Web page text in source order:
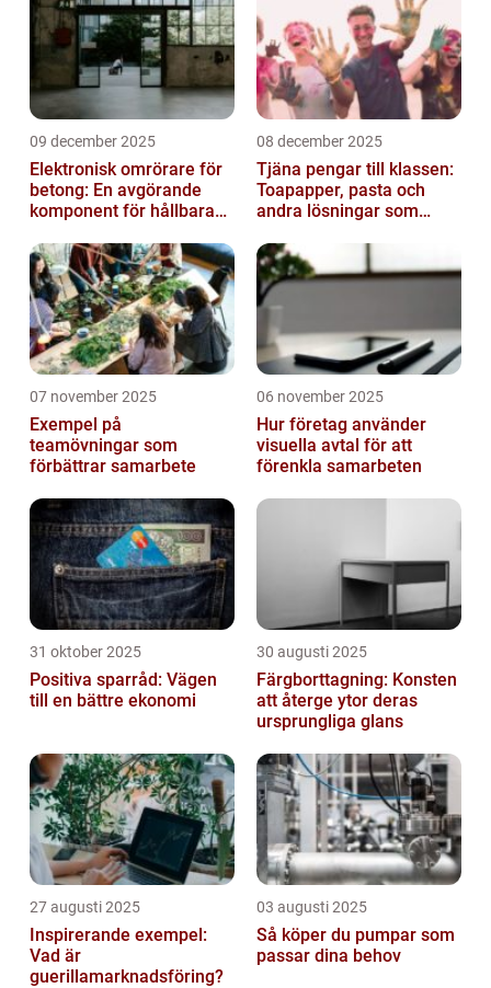
09 december 2025
Elektronisk omrörare för
betong: En avgörande
komponent för hållbara
08 december 2025
Tjäna pengar till klassen:
Toapapper, pasta och
andra lösningar som
07 november 2025
Exempel på
teamövningar som
förbättrar samarbete
06 november 2025
Hur företag använder
visuella avtal för att
förenkla samarbeten
31 oktober 2025
Positiva sparråd: Vägen
till en bättre ekonomi
30 augusti 2025
Färgborttagning: Konsten
att återge ytor deras
ursprungliga glans
27 augusti 2025
Inspirerande exempel:
Vad är
guerillamarknadsföring?
03 augusti 2025
Så köper du pumpar som
passar dina behov